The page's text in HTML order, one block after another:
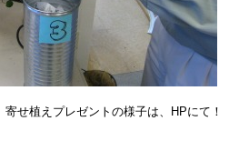
寄せ植えプレゼントの様子は、 HPにて！